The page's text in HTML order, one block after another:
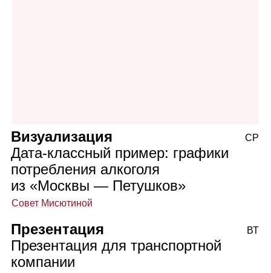
Визуализация
Дата‑классный пример: графики
потребления алкоголя
из «Москвы — Петушков»
Совет Мисютиной
СР
Презентация
Презентация для транспортной
компании
ВТ